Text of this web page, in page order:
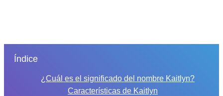
Índice
¿Cuál es el significado del nombre Kaitlyn?
Características de Kaitlyn